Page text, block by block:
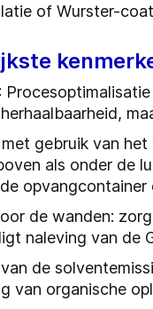
of Wurster-
met gebruik van
als onder de
de wanden:
naleving van de
de
van organische